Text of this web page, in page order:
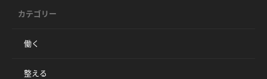
カテゴリー
働く
整える